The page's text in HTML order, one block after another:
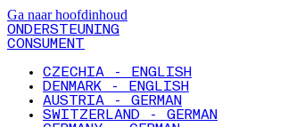
Ga naar hoofdinhoud
ONDERSTEUNING
CONSUMENT
CZECHIA - ENGLISH
DENMARK - ENGLISH
AUSTRIA - GERMAN
SWITZERLAND - GERMAN